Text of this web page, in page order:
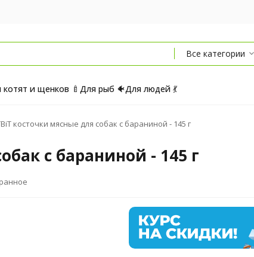
Все категории
и щенков 🍼 Для рыб 🐠Для людей 💃
косточки мясные для собак с бараниной - 145 г
с бараниной - 145 г